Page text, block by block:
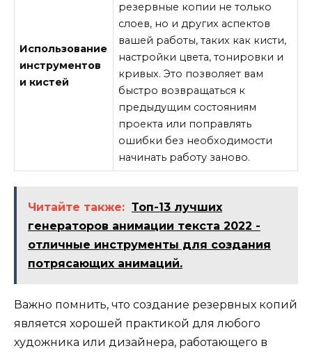
Использование
инструментов
и кистей
резервные копии не только
слоев, но и других аспектов
вашей работы, таких как кисти,
настройки цвета, тонировки и
кривых. Это позволяет вам
быстро возвращаться к
предыдущим состояниям
проекта или поправлять
ошибки без необходимости
начинать работу заново.
Читайте также: Топ-13 лучших
генераторов анимации текста 2022 -
отличные инструменты для создания
потрясающих анимаций.
Важно помнить, что создание резервных копий
является хорошей практикой для любого
художника или дизайнера, работающего в